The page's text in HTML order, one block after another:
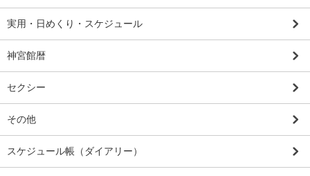
実用・日めくり・スケジュール
神宮館暦
セクシー
その他
スケジュール帳（ダイアリー）